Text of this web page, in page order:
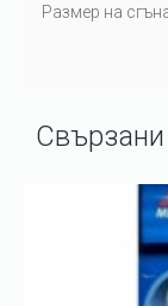
Размер на
Свързани